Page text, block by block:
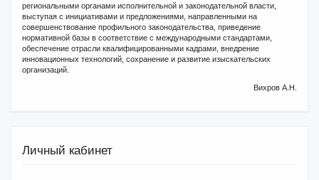
региональными органами исполнительной и законодательной власти,
выступая с инициативами и предложениями, направленными на
совершенствование профильного законодательства, приведение
нормативной базы в соответствие с международными стандартами,
обеспечение отрасли квалифицированными кадрами, внедрение
инновационных технологий, сохранение и развитие изыскательских
организаций.
Вихров А.Н.
Личный кабинет